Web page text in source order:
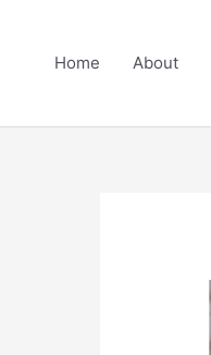
contentHome About